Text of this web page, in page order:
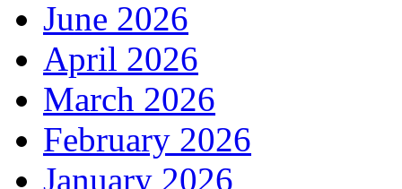
June 2026
April 2026
March 2026
February 2026
January 2026